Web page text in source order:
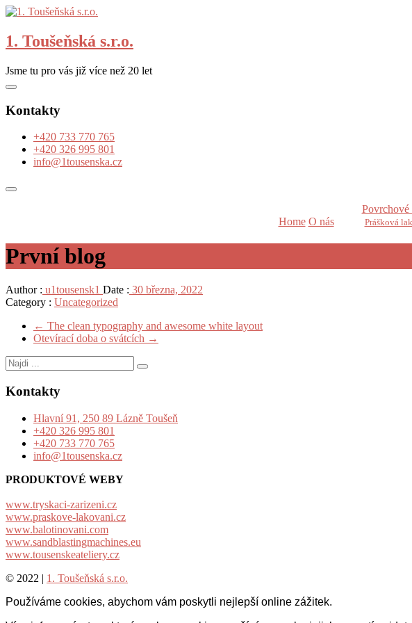
Skip
content
1. Toušeňská s.r.o.
Jsme tu pro vás již více než 20 let
Kontakty
+420 733 770 765
+420 326 995 801
info@1tousenska.cz
Home O nás
Povrchové
Prášková
První blog
Author : u1tousensk1 Date : 30 března, 2022
Category : Uncategorized
← The clean typography and awesome white layout
Otevírací doba o svátcích →
Najdi
...
Kontakty
Hlavní 91, 250 89 Lázně Toušeň
+420 326 995 801
+420 733 770 765
info@1tousenska.cz
PRODUKTOVÉ WEBY
www.tryskaci-zarizeni.cz
www.praskove-lakovani.cz
www.balotinovani.com
www.sandblastingmachines.eu
www.tousenskeateliery.cz
© 2022 | 1. Toušeňská s.r.o.
Používáme cookies, abychom vám poskytli nejlepší online zážitek.